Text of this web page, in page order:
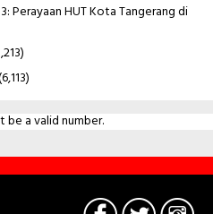
Perayaan HUT Kota Tangerang di
be a valid number.